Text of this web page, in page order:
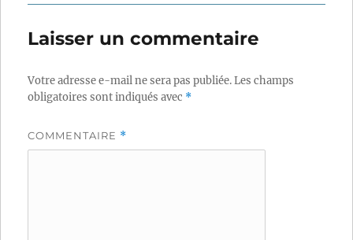
Laisser un commentaire
Votre adresse e-mail ne sera pas publiée.Les champs
obligatoires sont indiqués avec *
COMMENTAIRE *